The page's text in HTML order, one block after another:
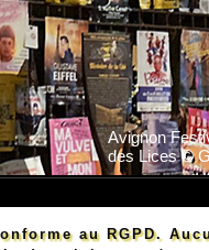
Avignon
des Lices ©
au RGPD.